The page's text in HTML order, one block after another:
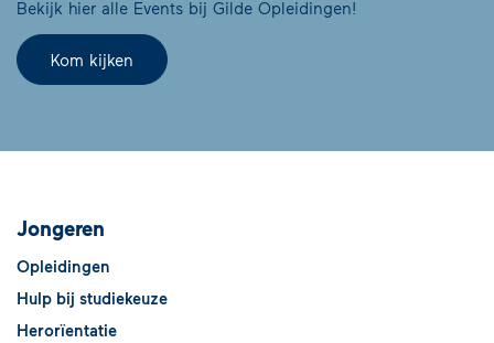
Bekijk hier alle Events bij Gilde Opleidingen!
Kom kijken
Jongeren
Opleidingen
Hulp bij studiekeuze
Herorïentatie